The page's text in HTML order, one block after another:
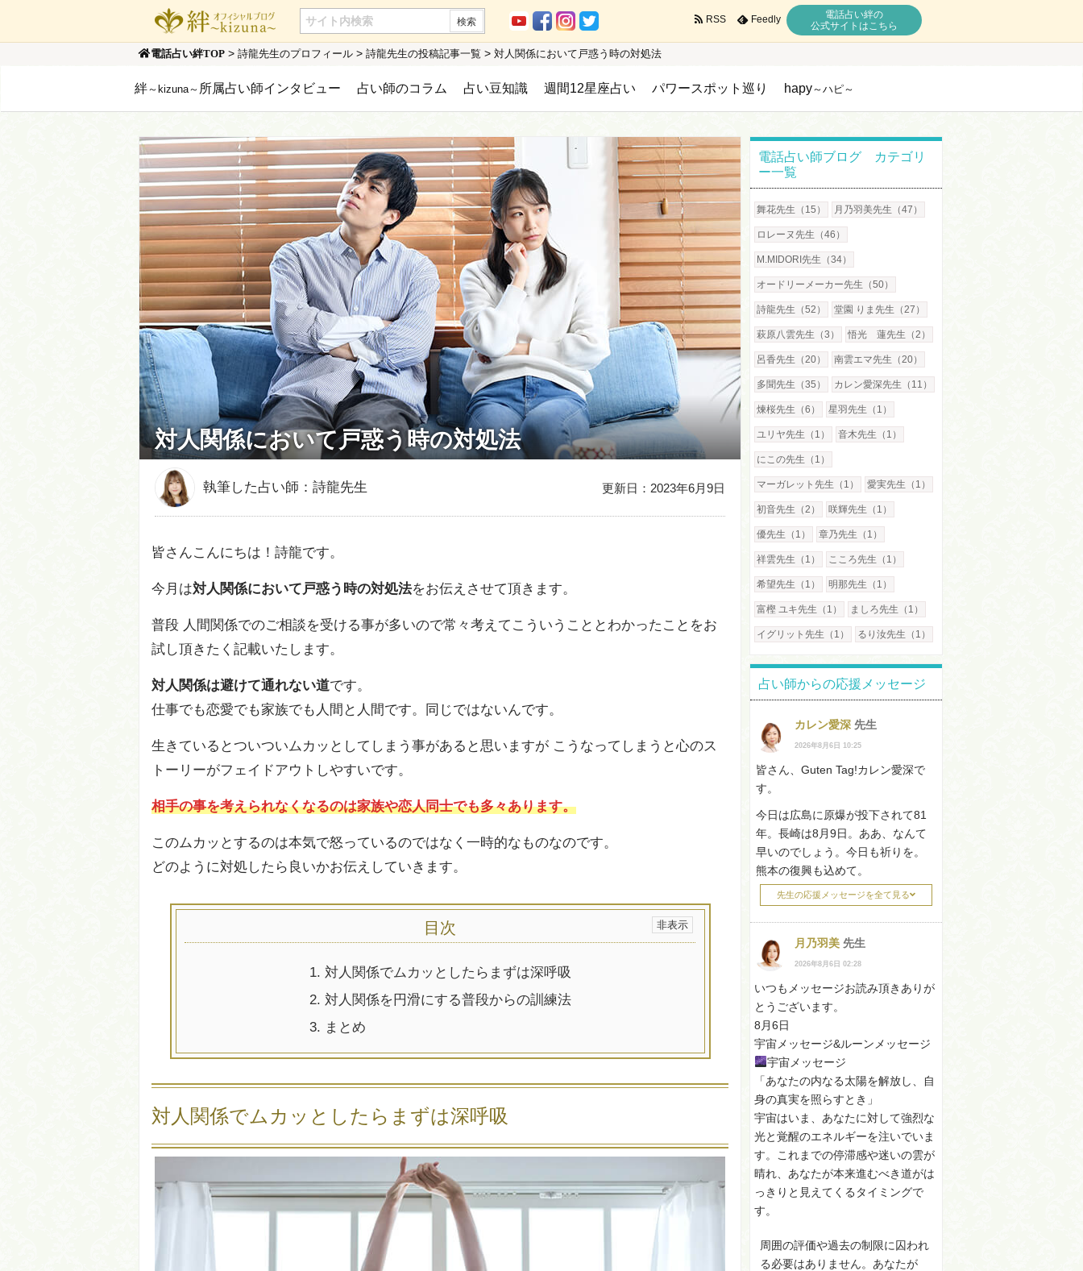
RSS Feedly
電話占い絆の
公式サイトはこちら
電話占い絆TOP > 詩龍先生のプロフィール > 詩龍先生の投稿記事一覧 > 対人関係において戸惑う時の対処法
絆～kizuna～ 所属占い師インタビュー 占い師のコラム 占い豆知識 週間12星座占い パワースポット巡り hapy～ハピ～
対人関係において戸惑う時の対処法
執筆した占い師：詩龍先生 更新日：2023年6月9日
皆さんこんにちは！詩龍です。
今月は対人関係において戸惑う時の対処法をお伝えさせて頂きます。
普段 人間関係でのご相談を受ける事が多いので常々考えてこういうこととわかったことをお
試し頂きたく記載いたします。
対人関係は避けて通れない道です。
仕事でも恋愛でも家族でも人間と人間です。同じではないんです。
生きているとついついムカッとしてしまう事があると思いますが こうなってしまうと心のス
トーリーがフェイドアウトしやすいです。
相手の事を考えられなくなるのは家族や恋人同士でも多々あります。
このムカッとするのは本気で怒っているのではなく一時的なものなのです。
どのように対処したら良いかお伝えしていきます。
目次
1. 対人関係でムカッとしたらまずは深呼吸
2. 対人関係を円滑にする普段からの訓練法
3. まとめ
対人関係でムカッとしたらまずは深呼吸
電話占い師ブログ カテゴリ
ー一覧
舞花先生（15） 月乃羽美先生（47）
ロレーヌ先生（46）
M.MIDORI先生（34）
オードリーメーカー先生（50）
詩龍先生（52） 堂園 りま先生（27）
萩原八雲先生（3） 悟光 蓮先生（2）
呂香先生（20） 南雲エマ先生（20）
多聞先生（35） カレン愛深先生（11）
煉桜先生（6） 星羽先生（1）
ユリヤ先生（1） 音木先生（1）
にこの先生（1）
マーガレット先生（1） 愛実先生（1）
初音先生（2） 咲輝先生（1）
優先生（1） 章乃先生（1）
祥雲先生（1） こころ先生（1）
希望先生（1） 明那先生（1）
富樫 ユキ先生（1） ましろ先生（1）
イグリット先生（1） るり汝先生（1）
占い師からの応援メッセージ
カレン愛深 先生
2026年8月6日 10:25
皆さん、Guten Tag!カレン愛深で
す。
今日は広島に原爆が投下されて81
年。長崎は8月9日。ああ、なんて
早いのでしょう。今日も祈りを。
熊本の復興も込めて。
先生の応援メッセージを全て見る
月乃羽美 先生
2026年8月6日 02:28
いつもメッセージお読み頂きありが
とうございます。
8月6日
宇宙メッセージ&ルーンメッセージ
宇宙メッセージ
「あなたの内なる太陽を解放し、自
身の真実を照らすとき」
宇宙はいま、あなたに対して強烈な
光と覚醒のエネルギーを注いでいま
す。これまでの停滞感や迷いの雲が
晴れ、あなたが本来進むべき道がは
っきりと見えてくるタイミングで
す。
周囲の評価や過去の制限に囚われ
る必要はありません。あなたが